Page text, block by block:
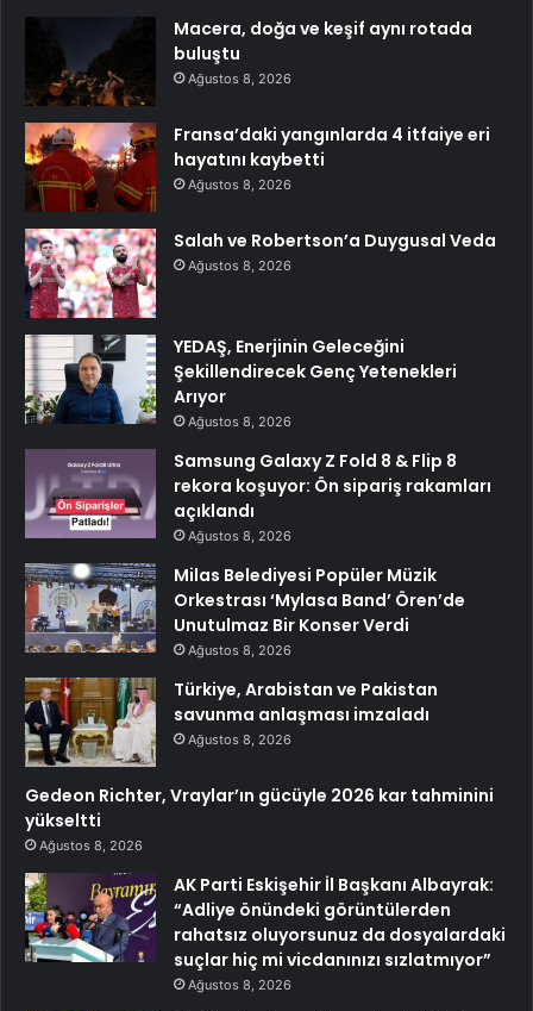
Macera, doğa ve keşif aynı rotada
buluştu
Ağustos 8, 2026
Fransa’daki yangınlarda 4 itfaiye eri
hayatını kaybetti
Ağustos 8, 2026
Salah ve Robertson’a Duygusal Veda
Ağustos 8, 2026
YEDAŞ, Enerjinin Geleceğini
Şekillendirecek Genç Yetenekleri
Arıyor
Ağustos 8, 2026
Samsung Galaxy Z Fold 8 & Flip 8
rekora koşuyor: Ön sipariş rakamları
açıklandı
Ağustos 8, 2026
Milas Belediyesi Popüler Müzik
Orkestrası ‘Mylasa Band’ Ören’de
Unutulmaz Bir Konser Verdi
Ağustos 8, 2026
Türkiye, Arabistan ve Pakistan
savunma anlaşması imzaladı
Ağustos 8, 2026
Gedeon Richter, Vraylar’ın gücüyle 2026 kar tahminini
yükseltti
Ağustos 8, 2026
AK Parti Eskişehir İl Başkanı Albayrak:
“Adliye önündeki görüntülerden
rahatsız oluyorsunuz da dosyalardaki
suçlar hiç mi vicdanınızı sızlatmıyor”
Ağustos 8, 2026